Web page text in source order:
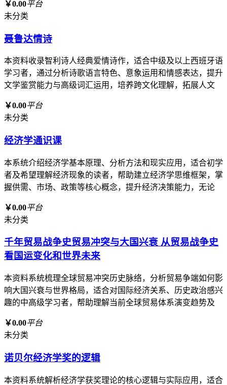
￥0.00平台
未分类
聂鲁达情诗
本资料收录智利诗人经典爱情诗作，适合中级及以上西班牙语
学习者，通过分析诗歌语言特色、意象运用和情感表达，提升
文学鉴赏能力与高级词汇运用，培养跨文化理解，拓展人文
￥0.00平台
未分类
经济学通识课
本系统介绍经济学基本原理、分析方法和现实应用，适合初学
者及希望理解经济现象的读者，帮助建立经济学思维框架，掌
握供需、市场、政策等核心概念，提升经济决策能力，无论
￥0.00平台
未分类
千年贸易战争史贸易冲突与大国兴衰 从贸易战争史
看国运变化和世界未来
本资料系统梳理全球贸易冲突历史脉络，分析贸易争端如何影
响大国兴衰与世界格局，适合对国际经济关系、历史政治感兴
趣的中高级学习者，帮助理解当前全球贸易体系演变趋势及
￥0.00平台
未分类
诺贝尔经济学奖的逻辑
本资料系统解析经济学获奖理论的核心逻辑与实际应用，适合